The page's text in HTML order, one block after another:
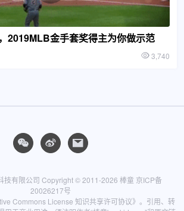
2019MLB金手套奖得主为你做示范
3,740
技有限公司 Copyright © 2011-2026 棒童 京ICP备
20026217号
Commons License 知识共享许可协议》 。引用、转